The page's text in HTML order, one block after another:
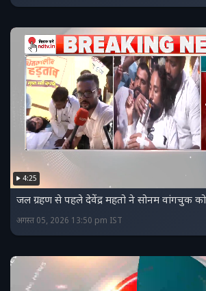
4:25
जल ग्रहण से पहले देवेंद्र महतो ने सोनम वांगचुक
अगस्त 05, 2026 13:50 pm IST